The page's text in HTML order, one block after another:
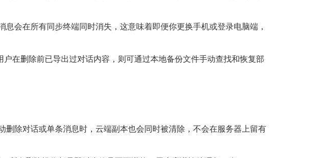
会在所有同步终端同时消失，这意味着即便你更换手机或登录电脑端，
在删除前已导出过对话内容，则可通过本地备份文件手动查找和恢复部
除对话或单条消息时，云端副本也会同时被清除，不会在服务器上留有